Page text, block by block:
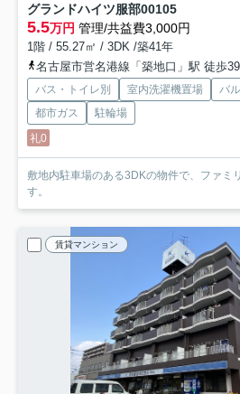
グランドハイツ服部00105
5.5万円 管理/共益費3,000円
1階 / 55.27㎡ / 3DK /築41年
名古屋市営名港線「築地口」駅 徒歩
バス・トイレ別 室内洗濯機置場 バ
都市ガス
駐輪場
礼0
敷地内駐車場のある3DKの物件で、ファミ
す。
賃貸マンション